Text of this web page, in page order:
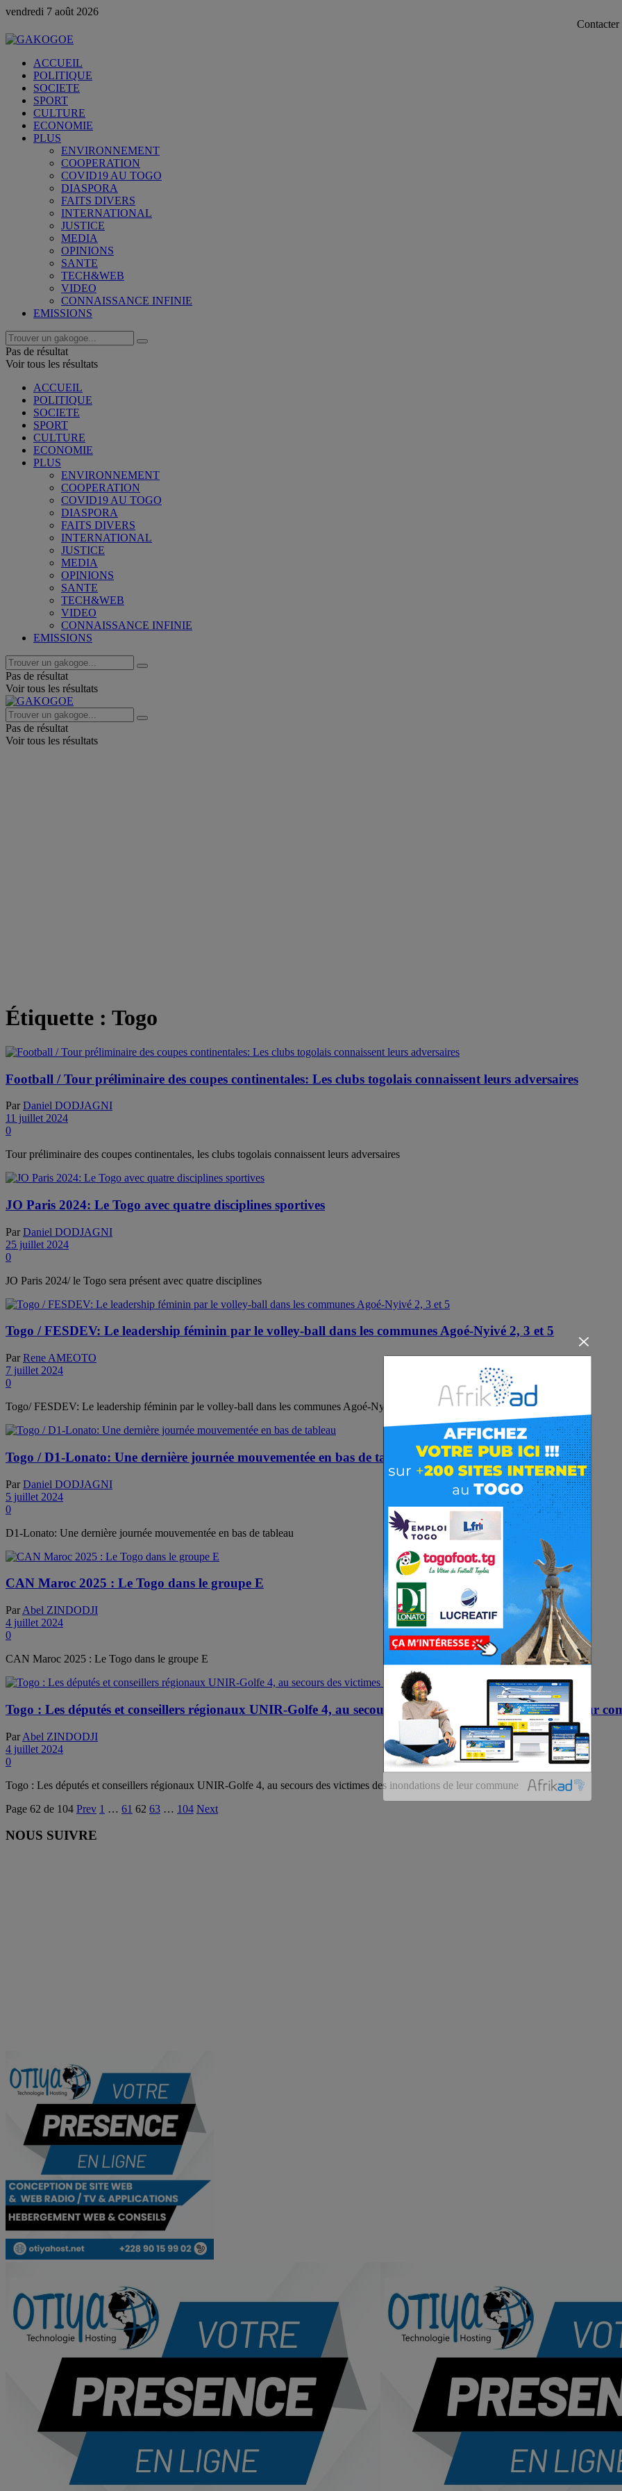
vendredi 7 août 2026
Contacter notre
ACCUEIL
POLITIQUE
SOCIETE
SPORT
CULTURE
ECONOMIE
PLUS
ENVIRONNEMENT
COOPERATION
COVID19 AU TOGO
DIASPORA
FAITS DIVERS
INTERNATIONAL
JUSTICE
MEDIA
OPINIONS
SANTE
TECH&WEB
VIDEO
CONNAISSANCE INFINIE
EMISSIONS
Pas de résultat
Voir tous les résultats
ACCUEIL
POLITIQUE
SOCIETE
SPORT
CULTURE
ECONOMIE
PLUS
ENVIRONNEMENT
COOPERATION
COVID19 AU TOGO
DIASPORA
FAITS DIVERS
INTERNATIONAL
JUSTICE
MEDIA
OPINIONS
SANTE
TECH&WEB
VIDEO
CONNAISSANCE INFINIE
EMISSIONS
Pas de résultat
Voir tous les résultats
Pas de résultat
Voir tous les résultats
Étiquette : Togo
Football / Tour préliminaire des coupes continentales: Les clubs togolais connaissent leurs adversaires
Par Daniel DODJAGNI
11 juillet 2024
0
Tour préliminaire des coupes continentales, les clubs togolais connaissent leurs adversaires
JO Paris 2024: Le Togo avec quatre disciplines sportives
Par Daniel DODJAGNI
25 juillet 2024
0
JO Paris 2024/ le Togo sera présent avec quatre disciplines
Togo / FESDEV: Le leadership féminin par le volley-ball dans les communes Agoé-Nyivé 2, 3 et 5
Par Rene AMEOTO
7 juillet 2024
0
Togo/ FESDEV: Le leadership féminin par le volley-ball dans les communes Agoé-Nyivé 2, 3 et 5
Togo / D1-Lonato: Une dernière journée mouvementée en bas de tableau
Par Daniel DODJAGNI
5 juillet 2024
0
D1-Lonato: Une dernière journée mouvementée en bas de tableau
CAN Maroc 2025 : Le Togo dans le groupe E
Par Abel ZINDODJI
4 juillet 2024
0
CAN Maroc 2025 : Le Togo dans le groupe E
Togo : Les députés et conseillers régionaux UNIR-Golfe 4, au secours des victimes des inondations de leur
Par Abel ZINDODJI
4 juillet 2024
0
Togo : Les députés et conseillers régionaux UNIR-Golfe 4, au secours des victimes des inondations de leur commune
Page 62 de 104 Prev 1 … 61 62 63 … 104 Next
NOUS SUIVRE